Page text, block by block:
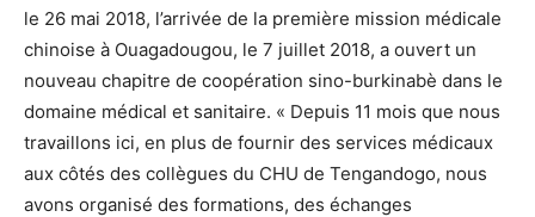
le 26 mai 2018, l’arrivée de la première mission médicale
chinoise à Ouagadougou, le 7 juillet 2018, a ouvert un
nouveau chapitre de coopération sino-burkinabè dans le
domaine médical et sanitaire. « Depuis 11 mois que nous
travaillons ici, en plus de fournir des services médicaux
aux côtés des collègues du CHU de Tengandogo, nous
avons organisé des formations, des échanges